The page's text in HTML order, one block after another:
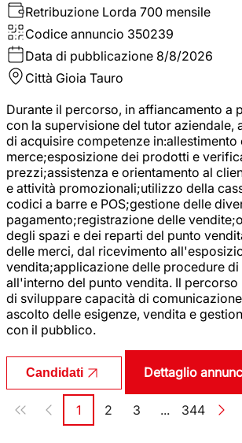
Retribuzione Lorda 700 mensile
Codice annuncio 350239
Data di pubblicazione 8/8/2026
Città Gioia Tauro
Durante il percorso, in affiancamento a
con la supervisione del tutor aziendale,
di acquisire competenze in:allestimento
merce;esposizione dei prodotti e
prezzi;assistenza e orientamento al
e attività promozionali;utilizzo della
codici a barre e POS;gestione delle
pagamento;registrazione delle
degli spazi e dei reparti del punto
delle merci, dal ricevimento
vendita;applicazione delle procedure di
all'interno del punto vendita. Il
di sviluppare capacità di
ascolto delle esigenze, vendita e
con il pubblico.
Candidati Dettaglio
Paginazione
Pagina
1 Pagina
2 Pagina
3 ... Pagina
344